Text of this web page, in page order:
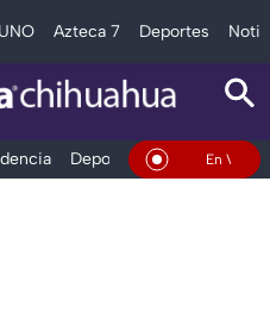
Azteca 7 Deportes
Deportes Espectáculos
En Vivo